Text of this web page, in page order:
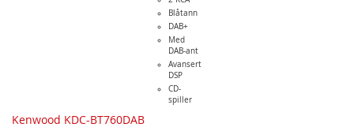
Blåtann
DAB+
Med
DAB-ant
Avansert
DSP
CD-
spiller
Kenwood KDC-BT760DAB